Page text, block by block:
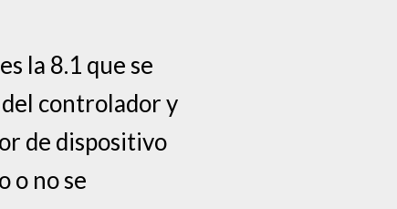
la 8.1 que se
del controlador y
de dispositivo
o no se